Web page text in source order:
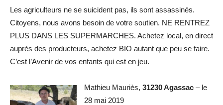
Les agriculteurs ne se suicident pas, ils sont assassinés.
Citoyens, nous avons besoin de votre soutien. NE RENTREZ
PLUS DANS LES SUPERMARCHES. Achetez local, en direct
auprès des producteurs, achetez BIO autant que peu se faire.
C’est l’Avenir de vos enfants qui est en jeu.
Mathieu Mauriès, 31230 Agassac – le
28 mai 2019